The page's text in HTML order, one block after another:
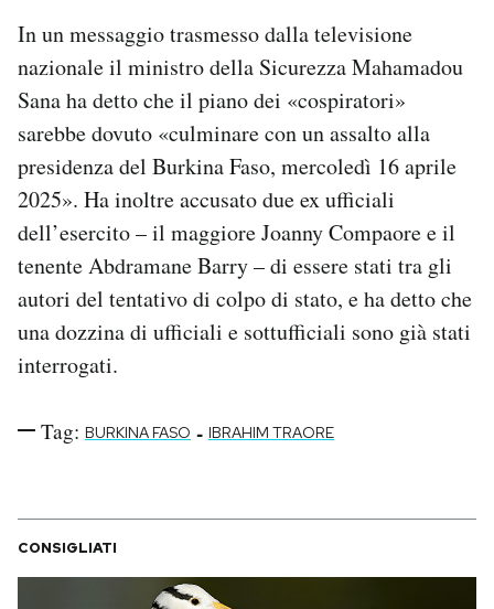
In un messaggio trasmesso dalla televisione
nazionale il ministro della Sicurezza Mahamadou
Sana ha detto che il piano dei «cospiratori»
sarebbe dovuto «culminare con un assalto alla
presidenza del Burkina Faso, mercoledì 16 aprile
2025». Ha inoltre accusato due ex ufficiali
dell’esercito – il maggiore Joanny Compaore e il
tenente Abdramane Barry – di essere stati tra gli
autori del tentativo di colpo di stato, e ha detto che
una dozzina di ufficiali e sottufficiali sono già stati
interrogati.
Tag: BURKINA FASO - IBRAHIM TRAORE
CONSIGLIATI